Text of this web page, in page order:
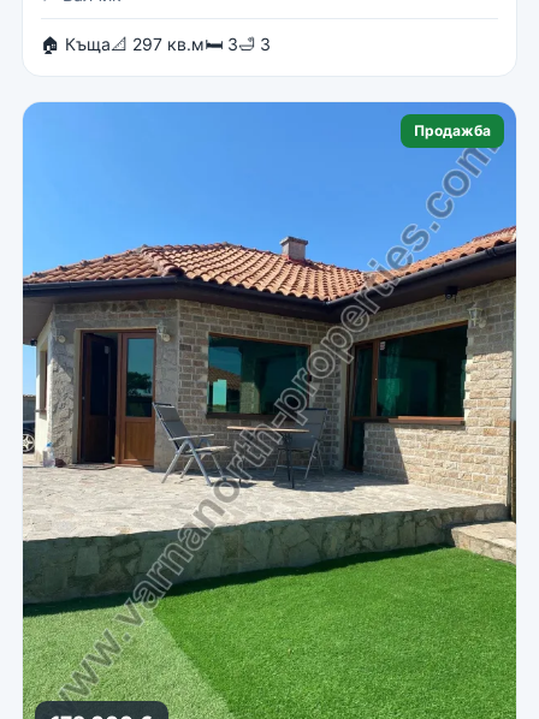
🏠 Къща📐 297 кв.м🛏 3🛁 3
Продажба